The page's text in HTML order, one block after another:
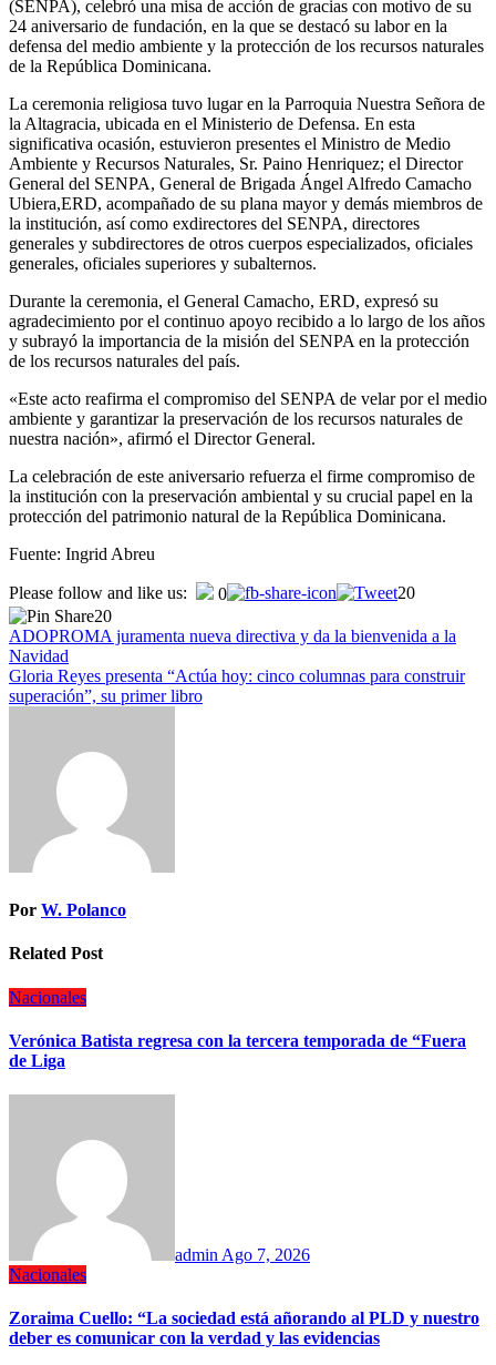
(SENPA), celebró una misa de acción de gracias con motivo de su
24 aniversario de fundación, en la que se destacó su labor en la
defensa del medio ambiente y la protección de los recursos naturales
de la República Dominicana.
La ceremonia religiosa tuvo lugar en la Parroquia Nuestra Señora de
la Altagracia, ubicada en el Ministerio de Defensa. En esta
significativa ocasión, estuvieron presentes el Ministro de Medio
Ambiente y Recursos Naturales, Sr. Paino Henriquez; el Director
General del SENPA, General de Brigada Ángel Alfredo Camacho
Ubiera,ERD, acompañado de su plana mayor y demás miembros de
la institución, así como exdirectores del SENPA, directores
generales y subdirectores de otros cuerpos especializados, oficiales
generales, oficiales superiores y subalternos.
Durante la ceremonia, el General Camacho, ERD, expresó su
agradecimiento por el continuo apoyo recibido a lo largo de los años
y subrayó la importancia de la misión del SENPA en la protección
de los recursos naturales del país.
«Este acto reafirma el compromiso del SENPA de velar por el medio
ambiente y garantizar la preservación de los recursos naturales de
nuestra nación», afirmó el Director General.
La celebración de este aniversario refuerza el firme compromiso de
la institución con la preservación ambiental y su crucial papel en la
protección del patrimonio natural de la República Dominicana.
Fuente: Ingrid Abreu
Please follow and like us: 0
20
20
Navegación
de
entradas
ADOPROMA juramenta nueva directiva y da la bienvenida a la
Navidad
Gloria Reyes presenta “Actúa hoy: cinco columnas para construir
superación”, su primer libro
Por W. Polanco
Related Post
Nacionales
Verónica Batista regresa con la tercera temporada de “Fuera
de Liga
admin Ago 7, 2026
Nacionales
Zoraima Cuello: “La sociedad está añorando al PLD y nuestro
deber es comunicar con la verdad y las evidencias